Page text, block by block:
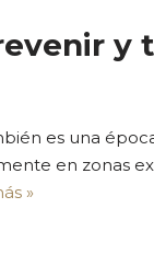
y
es una
en zonas
»